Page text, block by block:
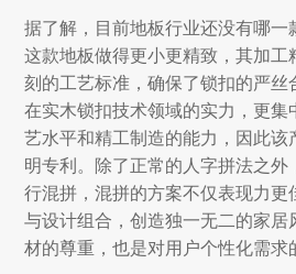
据了解，目前地板行业还没有哪
这款地板做得更小更精致，其加
刻的工艺标准，确保了锁扣的严
在实木锁扣技术领域的实力，更
艺水平和精工制造的能力，因此
明专利。除了正常的人字拼法之
行混拼，混拼的方案不仅表现力
与设计组合，创造独一无二的家
材的尊重，也是对用户个性化需求